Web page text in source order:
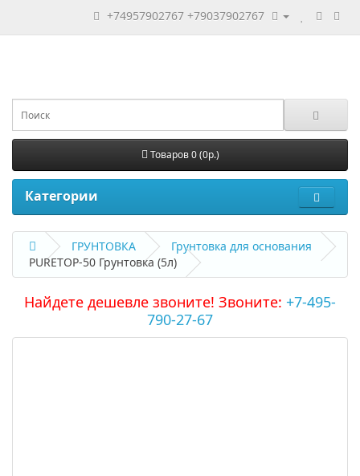
+74957902767 +79037902767
Товаров 0 (0р.)
Категории
ГРУНТОВКА
Грунтовка для основания
PURETOP-50 Грунтовка (5л)
Найдете дешевле звоните! Звоните: +7-495-
790-27-67